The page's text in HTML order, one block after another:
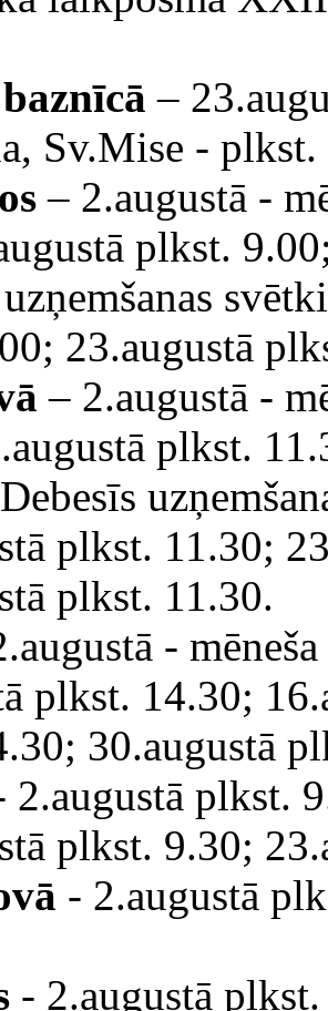
–
Sv.Mise -
– 2.augustā -
plkst.
23.augustā
– 2.augustā -
plkst.
plkst. 11.30;
plkst. 11.30.
-
plkst. 14.30;
30.augustā
2.augustā plkst.
plkst. 9.30;
- 2.augustā
- 2.augustā